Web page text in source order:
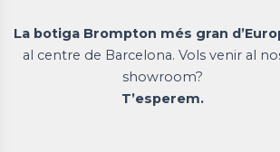
La botiga Brompton més gran
al centre de Barcelona. Vols venir al
showroom?
T’esperem.